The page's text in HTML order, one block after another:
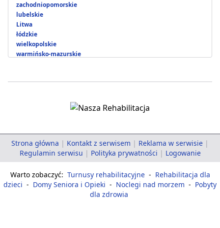
zachodniopomorskie
lubelskie
Litwa
łódzkie
wielkopolskie
warmińsko-mazurskie
Strona główna | Kontakt z serwisem | Reklama w serwisie |
Regulamin serwisu | Polityka prywatności | Logowanie
Warto zobaczyć: Turnusy rehabilitacyjne - Rehabilitacja dla
dzieci - Domy Seniora i Opieki - Noclegi nad morzem - Pobyty
dla zdrowia